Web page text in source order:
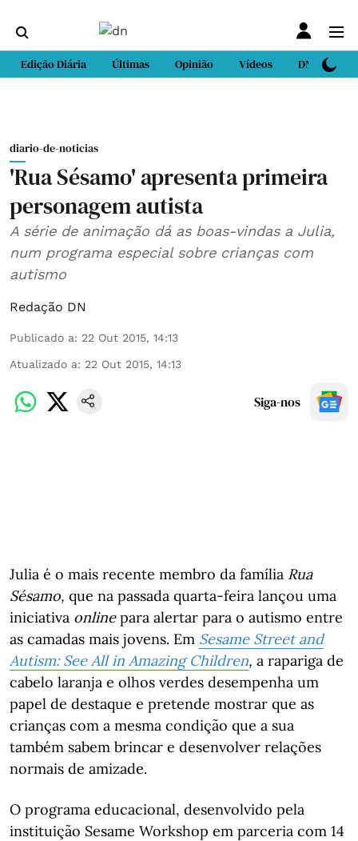
Edição Diária Últimas Opinião Vídeos DN Sport
diario-de-noticias
'Rua Sésamo' apresenta primeira
personagem autista
A série de animação dá as boas-vindas a Julia,
num programa especial sobre crianças com
autismo
Redação DN
Publicado a: 22 Out 2015, 14:13
Atualizado a: 22 Out 2015, 14:13
Siga-nos
Julia é o mais recente membro da família Rua
Sésamo, que na passada quarta-feira lançou uma
iniciativa onlinepara alertar para o autismo entre
as camadas mais jovens. Em Sesame Street and
Autism: See All in Amazing Children, a rapariga de
cabelo laranja e olhos verdes desempenha um
papel de destaque e pretende mostrar que as
crianças com a mesma condição que a sua
também sabem brincar e desenvolver relações
normais de amizade.
O programa educacional, desenvolvido pela
instituição Sesame Workshop em parceria com 14